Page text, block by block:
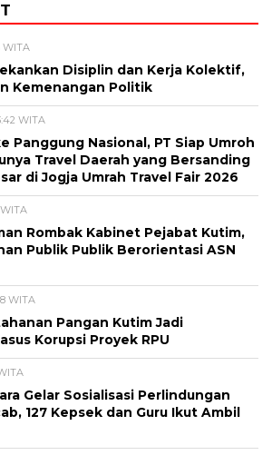
WITA
Disiplin dan Kerja Kolektif,
Kemenangan Politik
WITA
Panggung Nasional, PT Siap Umroh
Travel Daerah yang Bersanding
di Jogja Umrah Travel Fair 2026
WITA
Rombak Kabinet Pejabat Kutim,
Publik Publik Berorientasi ASN
WITA
Pangan Kutim Jadi
Korupsi Proyek RPU
Gelar Sosialisasi Perlindungan
127 Kepsek dan Guru Ikut Ambil